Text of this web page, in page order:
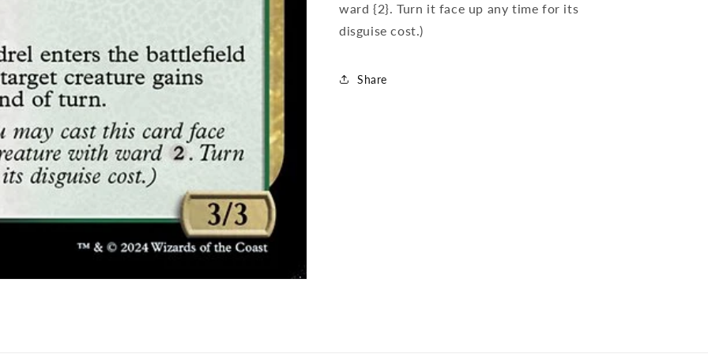
ward {2}. Turn it face up any time for its
disguise cost.)
Share